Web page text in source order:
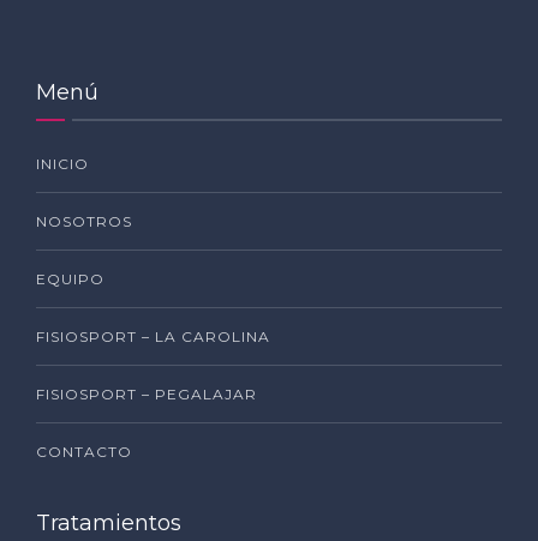
Menú
INICIO
NOSOTROS
EQUIPO
FISIOSPORT – LA CAROLINA
FISIOSPORT – PEGALAJAR
CONTACTO
Tratamientos